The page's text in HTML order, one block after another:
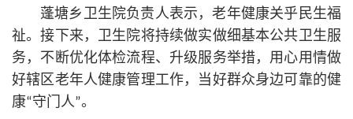
蓬塘乡卫生院负责人表示，老年健康关乎民生福
祉。接下来，卫生院将持续做实做细基本公共卫生服
务，不断优化体检流程、升级服务举措，用心用情做
好辖区老年人健康管理工作，当好群众身边可靠的健
康“守门人”。